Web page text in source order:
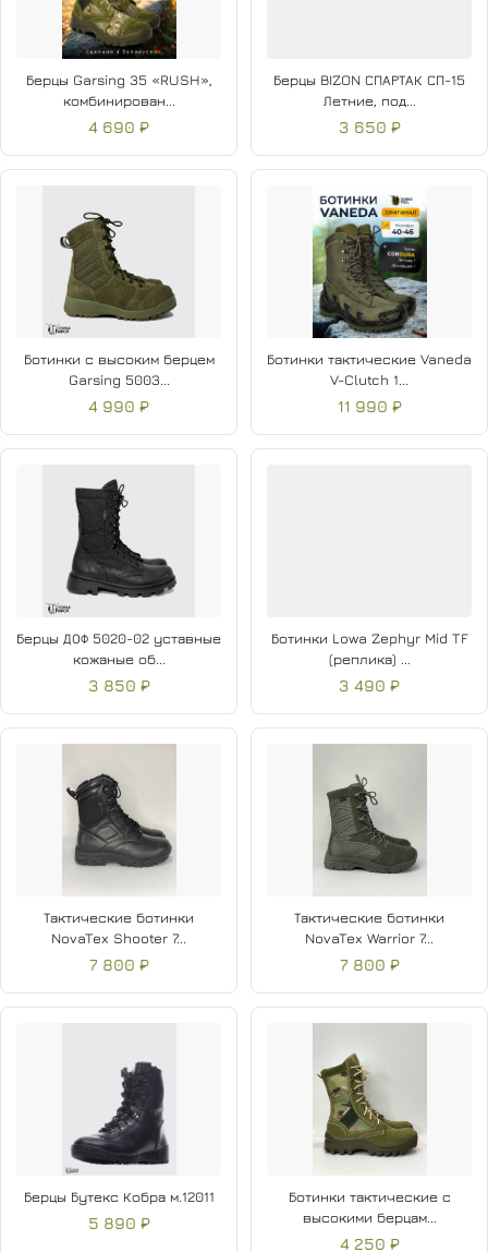
Берцы Garsing 35 «RUSH»,
комбинирован...
4 690 ₽
Берцы BIZON СПАРТАК СП-15
Летние, под...
3 650 ₽
Ботинки с высоким берцем
Garsing 5003...
4 990 ₽
Ботинки тактические Vaneda
V-Clutch 1...
11 990 ₽
Берцы ДОФ 5020-02 уставные
кожаные об...
3 850 ₽
Ботинки Lowa Zephyr Mid TF
(реплика) ...
3 490 ₽
Тактические ботинки
NovaTex Shooter 7...
7 800 ₽
Тактические ботинки
NovaTex Warrior 7...
7 800 ₽
Берцы Бутекс Кобра м.12011
5 890 ₽
Ботинки тактические с
высокими берцам...
4 250 ₽